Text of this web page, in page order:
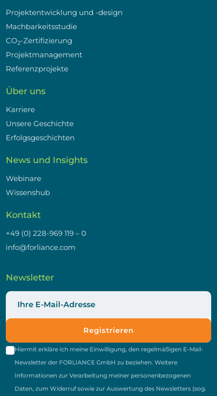
Projektentwicklung und -design
Machbarkeitsstudie
CO2-Zertifizierung
Projektmanagement
Referenzprojekte
Über uns
Karriere
Unsere Geschichte
Erfolgsgeschichten
News und Insights
Webinare
Wissenshub
Kontakt
+49 (0) 228-969 119 – 0
info@forliance.com
Newsletter
Registrieren
Hiermit erkläre ich meine Einwilligung, den regelmäßigen E-Mail-
Newsletter der FORLIANCE GmbH zu beziehen. Weitere
Informationen zur Verarbeitung meiner personenbezogenen
Daten, zum Widerruf sowie zur Auswertung des Newsletters (sog.